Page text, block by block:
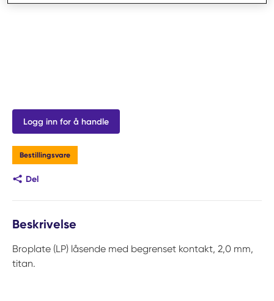
Logg inn for å handle
Bestillingsvare
Del
Beskrivelse
Broplate (LP) låsende med begrenset kontakt, 2,0 mm,
titan.